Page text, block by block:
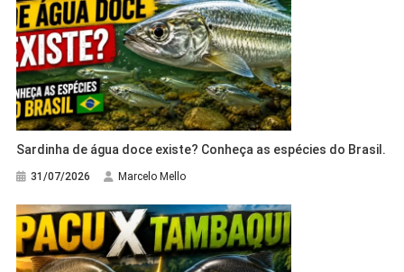
Sardinha de água doce existe? Conheça as espécies do Brasil.
31/07/2026 Marcelo Mello